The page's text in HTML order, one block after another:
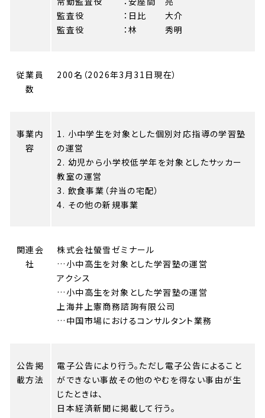
監査役 ：日比 大介
監査役 ：林 秀明
従業員
数
200名（2026年3月31日現在）
事業内
容
1. 小中学生を対象とした個別対応指導の学習塾
の運営
2. 幼児から小学校低学年を対象としたサッカー
教室の運営
3. 飲食事業（弁当の宅配）
4. その他の新規事業
関連会
社
株式会社螢雪ゼミナール
…小中高生を対象とした学習塾の運営
アクシス
…小中高生を対象とした学習塾の運営
上海井上憲商務諮詢有限公司
…中国市場におけるコンサルタント業務
公告掲
載方法
電子公告により行う。ただし電子公告によること
ができない事故その他のやむを得ない事由が生
じたときは、
日本経済新聞に掲載して行う。